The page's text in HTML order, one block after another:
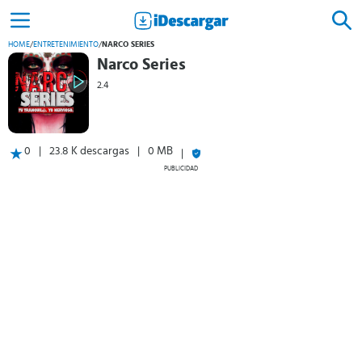
HOME/ENTRETENIMIENTO/ NARCO SERIES
Narco Series
2.4
0 23.8 K descargas 0 MB
PUBLICIDAD